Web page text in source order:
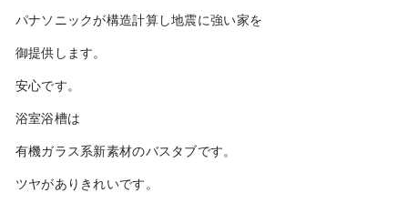
パナソニックが構造計算し地震に強い家を
御提供します。
安心です。
浴室浴槽は
有機ガラス系新素材のバスタブです。
ツヤがありきれいです。